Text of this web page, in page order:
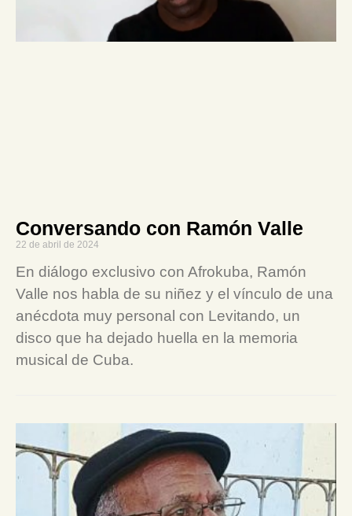
Conversando con Ramón Valle
22 de abril de 2024
En diálogo exclusivo con Afrokuba, Ramón
Valle nos habla de su niñez y el vínculo de una
anécdota muy personal con Levitando, un
disco que ha dejado huella en la memoria
musical de Cuba.